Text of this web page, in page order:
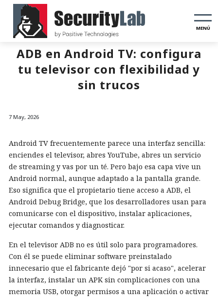
MENÚ
ADB en Android TV: configura
tu televisor con flexibilidad y
sin trucos
7 May, 2026
Android TV frecuentemente parece una interfaz sencilla:
enciendes el televisor, abres YouTube, abres un servicio
de streaming y vas por un té. Pero bajo esa capa vive un
Android normal, aunque adaptado a la pantalla grande.
Eso significa que el propietario tiene acceso a ADB, el
Android Debug Bridge, que los desarrolladores usan para
comunicarse con el dispositivo, instalar aplicaciones,
ejecutar comandos y diagnosticar.
En el televisor ADB no es útil solo para programadores.
Con él se puede eliminar software preinstalado
innecesario que el fabricante dejó "por si acaso", acelerar
la interfaz, instalar un APK sin complicaciones con una
memoria USB, otorgar permisos a una aplicación o activar